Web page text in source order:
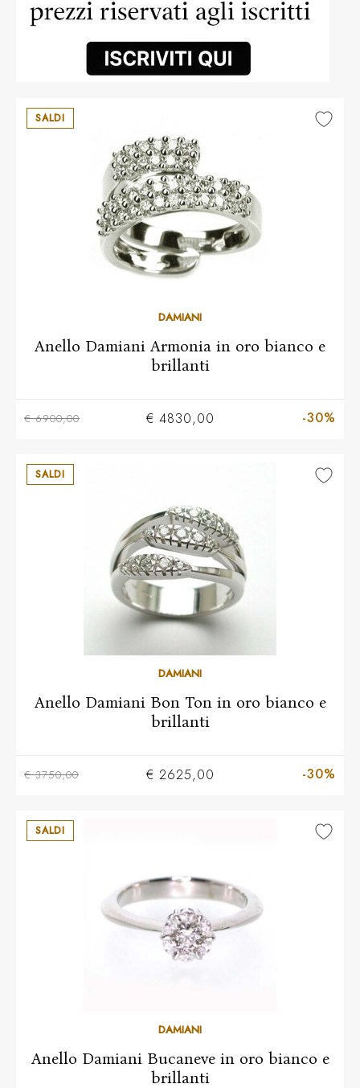
SALDI
13 14 15
DAMIANI
Anello Damiani Armonia in oro bianco e
brillanti
€ 6900,00 € 4830,00 -30%
SALDI
14 15 16
DAMIANI
Anello Damiani Bon Ton in oro bianco e
brillanti
€ 3750,00 € 2625,00 -30%
SALDI
14 15
DAMIANI
Anello Damiani Bucaneve in oro bianco e
brillanti